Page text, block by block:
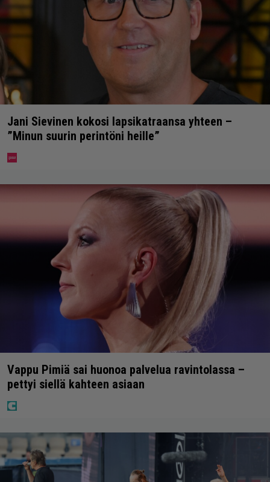
Jani Sievinen kokosi lapsikatraansa yhteen –
”Minun suurin perintöni heille”
Vappu Pimiä sai huonoa palvelua ravintolassa –
pettyi siellä kahteen asiaan